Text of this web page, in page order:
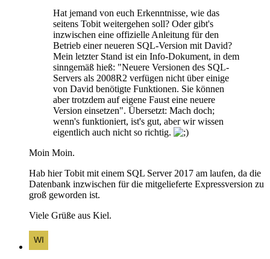
Hat jemand von euch Erkenntnisse, wie das
seitens Tobit weitergehen soll? Oder gibt's
inzwischen eine offizielle Anleitung für den
Betrieb einer neueren SQL-Version mit David?
Mein letzter Stand ist ein Info-Dokument, in dem
sinngemäß hieß: "Neuere Versionen des SQL-
Servers als 2008R2 verfügen nicht über einige
von David benötigte Funktionen. Sie können
aber trotzdem auf eigene Faust eine neuere
Version einsetzen". Übersetzt: Mach doch;
wenn's funktioniert, ist's gut, aber wir wissen
eigentlich auch nicht so richtig.
Moin Moin.
Hab hier Tobit mit einem SQL Server 2017 am laufen, da die
Datenbank inzwischen für die mitgelieferte Expressversion zu
groß geworden ist.
Viele Grüße aus Kiel.